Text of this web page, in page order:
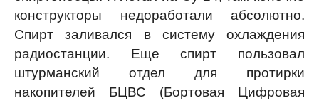
конструкторы недоработали абсолютно.
Спирт заливался в систему охлаждения
радиостанции. Еще спирт пользовал
штурманский отдел для протирки
накопителей БЦВС (Бортовая Цифровая